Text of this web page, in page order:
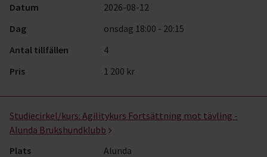
Datum
2026-08-12
Dag
onsdag 18:00 - 20:15
Antal tillfällen
4
Pris
1 200 kr
Studiecirkel/kurs: Agilitykurs Fortsättning mot tävling -
Alunda Brukshundklubb
Plats
Alunda